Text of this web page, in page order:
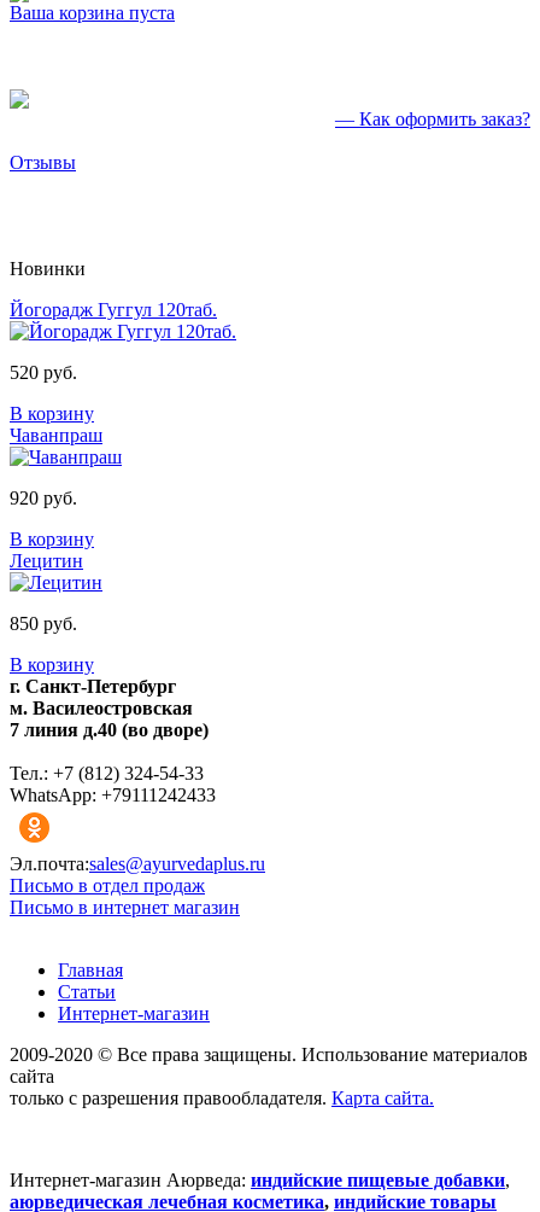
Ваша корзина пуста
— Как оформить заказ?
Отзывы
Новинки
Йогорадж Гуггул 120таб.
520 руб.
В корзину
Чаванпраш
920 руб.
В корзину
Лецитин
850 руб.
В корзину
г. Санкт-Петербург
м. Василеостровская
7 линия д.40 (во дворе)
Тел.: +7 (812) 324-54-33
WhatsApp: +79111242433
Эл.почта:sales@ayurvedaplus.ru
Письмо в отдел продаж
Письмо в интернет магазин
Главная
Статьи
Интернет-магазин
2009-2020 © Все права защищены. Использование материалов
сайта
только с разрешения правообладателя. Карта сайта.
Интернет-магазин Аюрведа: индийские пищевые добавки,
аюрведическая лечебная косметика, индийские товары